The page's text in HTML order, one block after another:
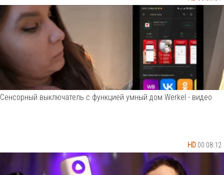
HD 00:08:12
Сенсорный выключатель с функцией умный дом Werkel - видео